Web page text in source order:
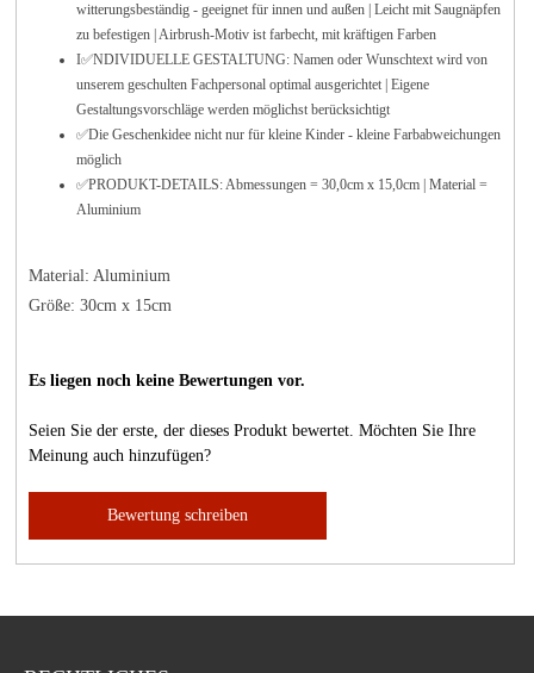
witterungsbeständig - geeignet für innen und außen | Leicht mit Saugnäpfen
zu befestigen | Airbrush-Motiv ist farbecht, mit kräftigen Farben
I✅NDIVIDUELLE GESTALTUNG: Namen oder Wunschtext wird von
unserem geschulten Fachpersonal optimal ausgerichtet | Eigene
Gestaltungsvorschläge werden möglichst berücksichtigt
✅Die Geschenkidee nicht nur für kleine Kinder - kleine Farbabweichungen
möglich
✅PRODUKT-DETAILS: Abmessungen = 30,0cm x 15,0cm | Material =
Aluminium
Material: Aluminium
Größe: 30cm x 15cm
Es liegen noch keine Bewertungen vor.
Seien Sie der erste, der dieses Produkt bewertet. Möchten Sie Ihre
Meinung auch hinzufügen?
Bewertung schreiben